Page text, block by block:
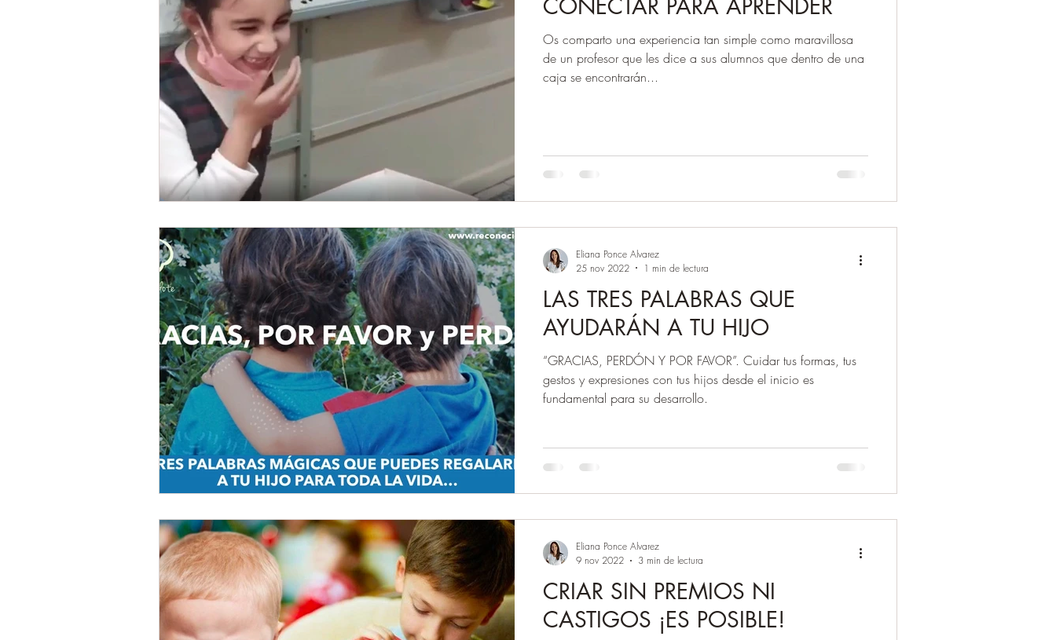
CONECTAR PARA APRENDER
Os comparto una experiencia tan simple como maravillosa
de un profesor que les dice a sus alumnos que dentro de una
caja se encontrarán...
LAS TRES PALABRAS QUE
AYUDARÁN A TU HIJO
“GRACIAS, PERDÓN Y POR FAVOR”. Cuidar tus formas, tus
gestos y expresiones con tus hijos desde el inicio es
fundamental para su desarrollo.
Eliana Ponce Alvarez
25 nov 2022
1 min de lectura
CRIAR SIN PREMIOS NI
CASTIGOS ¡ES POSIBLE!
Eliana Ponce Alvarez
9 nov 2022
3 min de lectura